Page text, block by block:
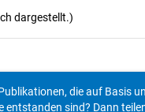
dargestellt.)
Welle
die auf Basis
entstanden sind? Dann